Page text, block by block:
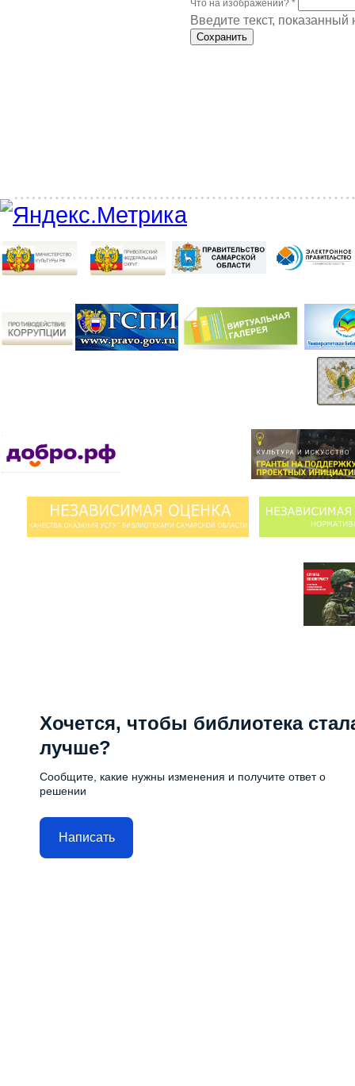
Что на изображении? *
Введите текст,
Хочется, чтобы библиотека
лучше?
Сообщите, какие нужны изменения и получите ответ о
решении
Написать